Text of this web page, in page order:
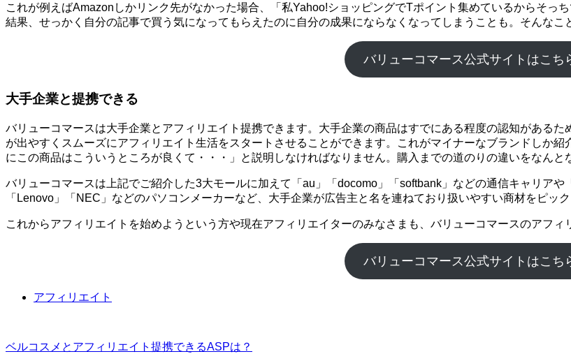
これが例えばAmazonしかリンク先がなかった場合、「私Yahoo!ショッピングでTポイント集めているからそっ
結果、せっかく自分の記事で買う気になってもらえたのに自分の成果にならなくなってしまうことも。そんなこ
バリューコマース公式サイトはこち
大手企業と提携できる
バリューコマースは大手企業とアフィリエイト提携できます。大手企業の商品はすでにある程度の認知がある
が出やすくスムーズにアフィリエイト生活をスタートさせることができます。これがマイナーなブランドしか
にこの商品はこういうところが良くて・・・」と説明しなければなりません。購入までの道のりの違いをなんと
バリューコマースは上記でご紹介した3大モールに加えて「au」「docomo」「softbank」などの通信キャリア
「Lenovo」「NEC」などのパソコンメーカーなど、大手企業が広告主と名を連ねており扱いやすい商材をピッ
これからアフィリエイトを始めようという方や現在アフィリエイターのみなさまも、バリューコマースのアフィ
バリューコマース公式サイトはこち
アフィリエイト
ベルコスメとアフィリエイト提携できるASPは？